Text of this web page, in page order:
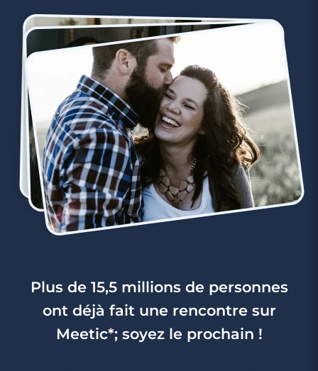
Plus de 15,5 millions de personnes
ont déjà fait une rencontre sur
Meetic*; soyez le prochain !